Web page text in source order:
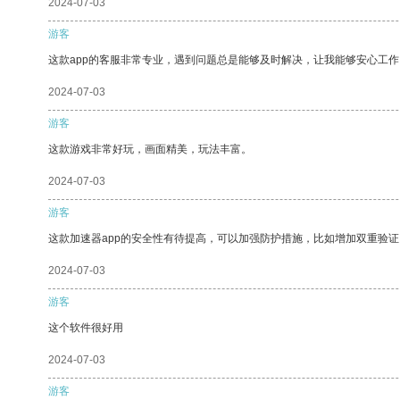
2024-07-03
游客
这款app的客服非常专业，遇到问题总是能够及时解决，让我能够安心工
2024-07-03
游客
这款游戏非常好玩，画面精美，玩法丰富。
2024-07-03
游客
这款加速器app的安全性有待提高，可以加强防护措施，比如增加双重验
2024-07-03
游客
这个软件很好用
2024-07-03
游客